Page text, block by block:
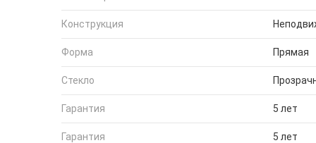
Конструкция
Форма Прямая
Стекло
Гарантия 5 лет
Гарантия 5 лет